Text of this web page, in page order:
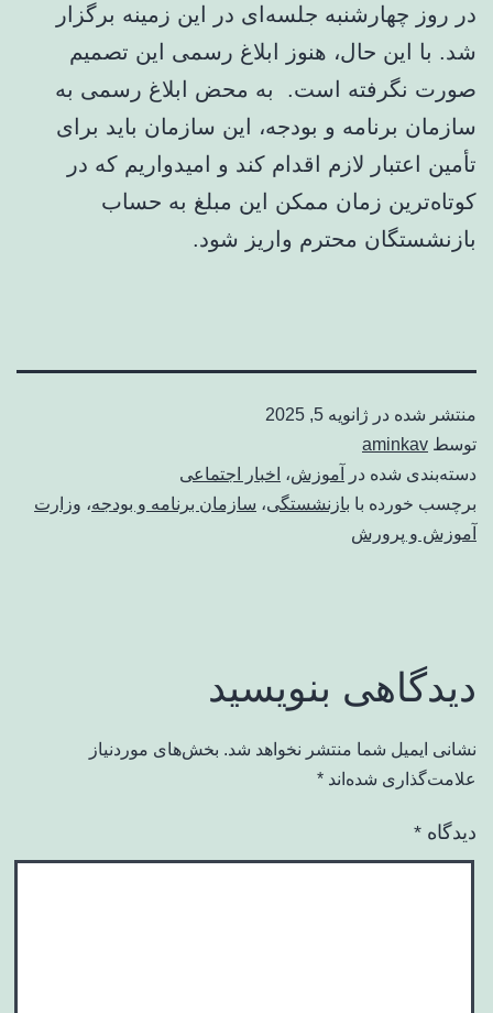
در روز چهارشنبه جلسه‌ای در این زمینه برگزار
شد. با این حال، هنوز ابلاغ رسمی این تصمیم
صورت نگرفته است. به محض ابلاغ رسمی به
سازمان برنامه و بودجه، این سازمان باید برای
تأمین اعتبار لازم اقدام کند و امیدواریم که در
کوتاه‌ترین زمان ممکن این مبلغ به حساب
بازنشستگان محترم واریز شود.
منتشر شده در ژانویه 5, 2025
توسط aminkav
دسته‌بندی شده در
آموزش، اخبار اجتماعی
برچسب خورده با بازنشستگی، سازمان برنامه و بودجه، وزارت
آموزش و پرورش
دیدگاهی بنویسید
نشانی ایمیل شما منتشر نخواهد شد. بخش‌های موردنیاز
علامت‌گذاری شده‌اند *
دیدگاه *